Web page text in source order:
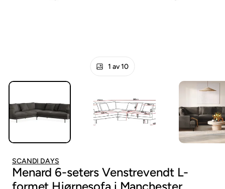
1 av 10
SCANDI DAYS
Menard 6-seters Venstrevendt L-